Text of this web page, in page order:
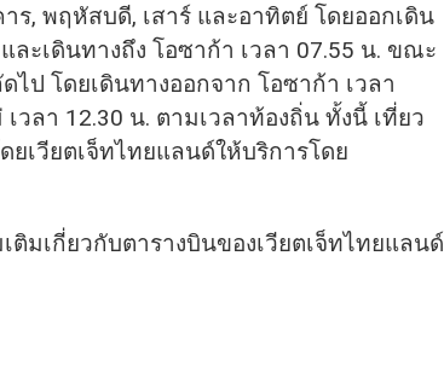
ร, พฤหัสบดี, เสาร์ และอาทิตย์ โดยออกเดิน
ละเดินทางถึง โอซาก้า เวลา 07.55 น. ขณะ
ป โดยเดินทางออกจาก โอซาก้า เวลา
วลา 12.30 น. ตามเวลาท้องถิ่น ทั้งนี้ เที่ยว
เวียตเจ็ทไทยแลนด์ให้บริการโดย
มเกี่ยวกับตารางบินของเวียตเจ็ทไทยแลนด์